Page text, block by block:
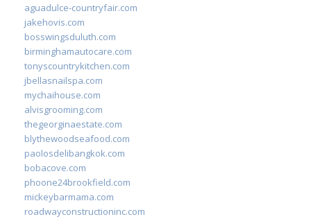
aguadulce-countryfair.com
jakehovis.com
bosswingsduluth.com
birminghamautocare.com
tonyscountrykitchen.com
jbellasnailspa.com
mychaihouse.com
alvisgrooming.com
thegeorginaestate.com
blythewoodseafood.com
paolosdelibangkok.com
bobacove.com
phoone24brookfield.com
mickeybarmama.com
roadwayconstructioninc.com